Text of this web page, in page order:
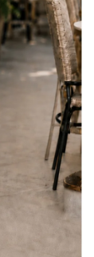
200 Kč